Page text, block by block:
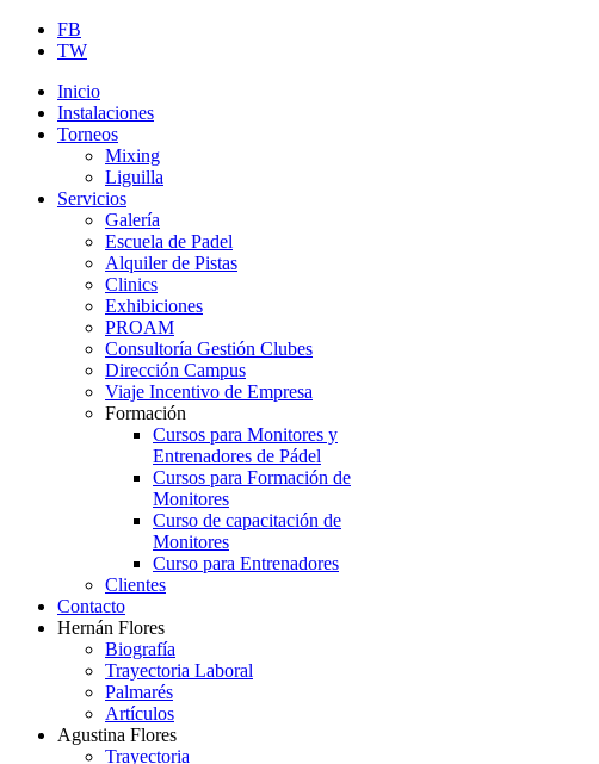
FB
TW
Inicio
Instalaciones
Torneos
Mixing
Liguilla
Servicios
Galería
Escuela de Padel
Alquiler de Pistas
Clinics
Exhibiciones
PROAM
Consultoría Gestión Clubes
Dirección Campus
Viaje Incentivo de Empresa
Formación
Cursos para Monitores y
Entrenadores de Pádel
Cursos para Formación de
Monitores
Curso de capacitación de
Monitores
Curso para Entrenadores
Clientes
Contacto
Hernán Flores
Biografía
Trayectoria Laboral
Palmarés
Artículos
Agustina Flores
Trayectoria